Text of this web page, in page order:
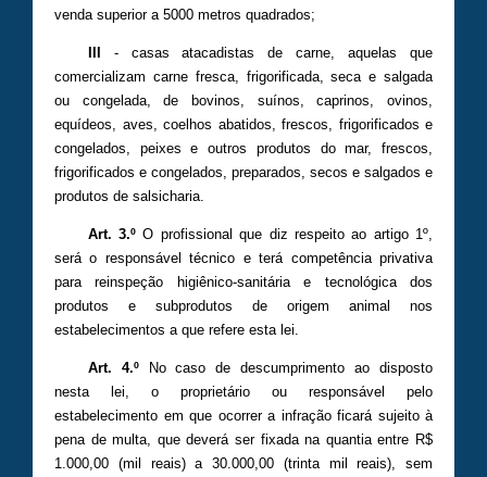
venda superior a 5000 metros quadrados;
- casas atacadistas de carne, aquelas que
comercializam carne fresca, frigorificada, seca e salgada
ou congelada, de bovinos, suínos, caprinos, ovinos,
equídeos, aves, coelhos abatidos, frescos, frigorificados e
congelados, peixes e outros produtos do mar, frescos,
frigorificados e congelados, preparados, secos e salgados e
produtos de salsicharia.
Art. 3.º O profissional que diz respeito ao artigo 1º,
será o responsável técnico e terá competência privativa
para reinspeção higiênico-sanitária e tecnológica dos
produtos e subprodutos de origem animal nos
estabelecimentos a que refere esta lei.
Art. 4.ºNo caso de descumprimento ao disposto
nesta lei, o proprietário ou responsável pelo
estabelecimento em que ocorrer a infração ficará sujeito à
pena de multa, que deverá ser fixada na quantia entre R$
1.000,00 (mil reais) a 30.000,00 (trinta mil reais), sem